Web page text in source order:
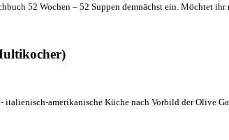
52 Wochen – 52 Suppen demnächst ein. Möchtet
amerikanische Küche nach Vorbild der Olive